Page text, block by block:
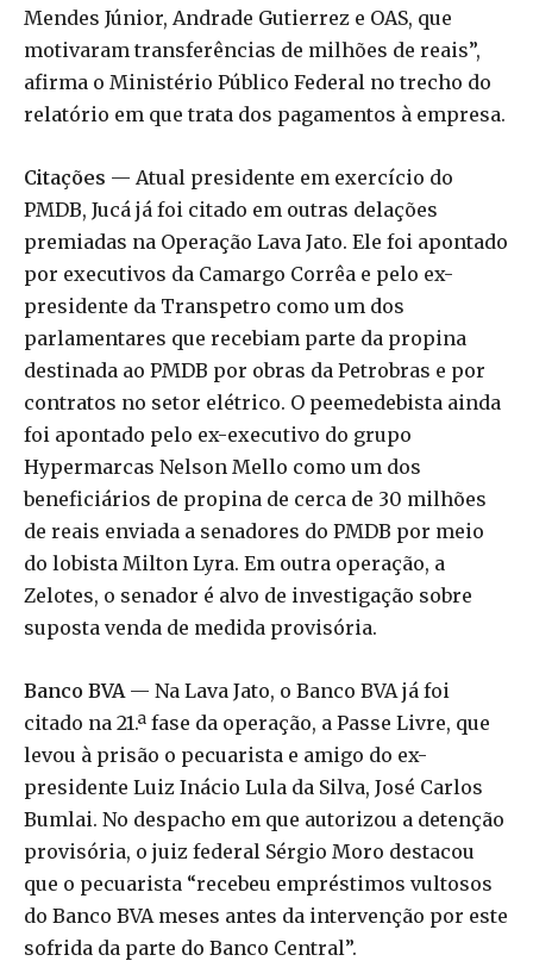
Mendes Júnior, Andrade Gutierrez e OAS, que
motivaram transferências de milhões de reais”,
afirma o Ministério Público Federal no trecho do
relatório em que trata dos pagamentos à empresa.
Citações — Atual presidente em exercício do
PMDB, Jucá já foi citado em outras delações
premiadas na Operação Lava Jato. Ele foi apontado
por executivos da Camargo Corrêa e pelo ex-
presidente da Transpetro como um dos
parlamentares que recebiam parte da propina
destinada ao PMDB por obras da Petrobras e por
contratos no setor elétrico. O peemedebista ainda
foi apontado pelo ex-executivo do grupo
Hypermarcas Nelson Mello como um dos
beneficiários de propina de cerca de 30 milhões
de reais enviada a senadores do PMDB por meio
do lobista Milton Lyra. Em outra operação, a
Zelotes, o senador é alvo de investigação sobre
suposta venda de medida provisória.
Banco BVA — Na Lava Jato, o Banco BVA já foi
citado na 21.ª fase da operação, a Passe Livre, que
levou à prisão o pecuarista e amigo do ex-
presidente Luiz Inácio Lula da Silva, José Carlos
Bumlai. No despacho em que autorizou a detenção
provisória, o juiz federal Sérgio Moro destacou
que o pecuarista “recebeu empréstimos vultosos
do Banco BVA meses antes da intervenção por este
sofrida da parte do Banco Central”.